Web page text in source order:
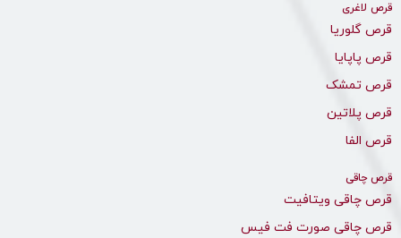
قرص لاغری
قرص گلوریا
قرص پاپایا
قرص تمشک
قرص پلاتین
قرص الفا
قرص چاقی
قرص چاقی ویتافیت
قرص چاقی صورت فت فیس